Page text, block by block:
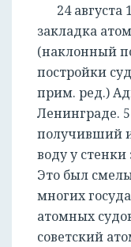
24 августа
закладка
(наклонный
постройки
прим. ред.)
Ленинграде.
получивший
воду у стенки
Это был
многих
атомных
советский